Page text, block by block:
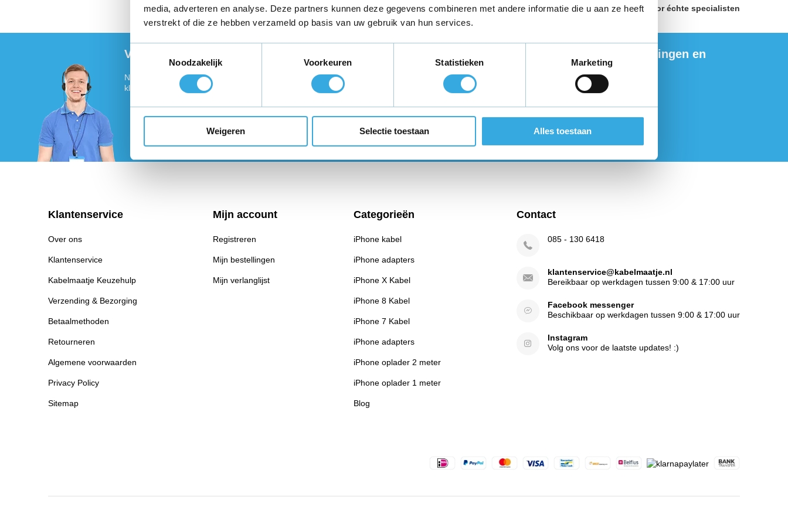
media, adverteren en analyse. Deze partners kunnen deze gegevens combineren met andere informatie die u aan ze heeft
verstrekt of die ze hebben verzameld op basis van uw gebruik van hun services.
Toestemmingsselectie
Noodzakelijk
Voorkeuren Statistieken Marketing
Weigeren Selectie toestaan Alles toestaan
Vandaag voor 18:00 besteld,morgen in huis* Gratis verzendingbinnen Nederland Geselecteerd dooréchte specialisten
Vragen of meer informatie?
Neem contact met ons op! Onze klantenservice staat voor je
klaar :)
Ontvang de nieuwste aanbiedingen en
Abonneer
Klantenservice
Over ons
Klantenservice
Kabelmaatje Keuzehulp
Verzending & Bezorging
Betaalmethoden
Retourneren
Algemene voorwaarden
Privacy Policy
Sitemap
Mijn account
Registreren
Mijn bestellingen
Mijn verlanglijst
Categorieën
iPhone kabel
iPhone adapters
iPhone X Kabel
iPhone 8 Kabel
iPhone 7 Kabel
iPhone adapters
iPhone oplader 2 meter
iPhone oplader 1 meter
Blog
Contact
085 - 130 6418
klantenservice@kabelmaatje.nl
Bereikbaar op werkdagen tussen 9:00 & 17:00 uur
Facebook messenger
Beschikbaar op werkdagen tussen 9:00 & 17:00 uur
Instagram
Volg ons voor de laatste updates! :)